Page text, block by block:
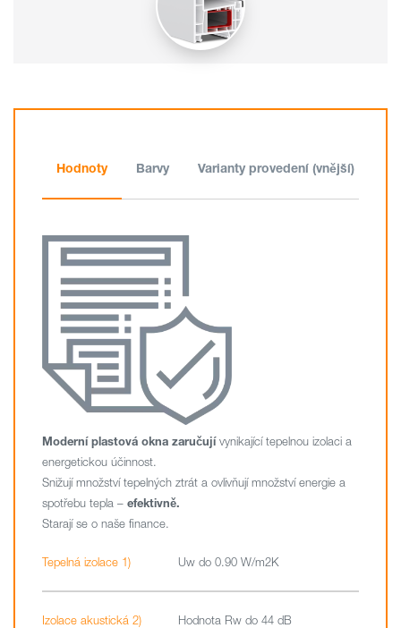
Hodnoty Barvy Varianty provedení (vnější)
Moderní plastová okna zaručujívynikající tepelnou izolaci a
energetickou účinnost.
Snižují množství tepelných ztrát a ovlivňují množství energie a
spotřebu tepla – efektivně.
Starají se o naše finance.
Tepelná izolace 1) Uw do 0.90 W/m2K
Izolace akustická 2) Hodnota Rw do 44 dB